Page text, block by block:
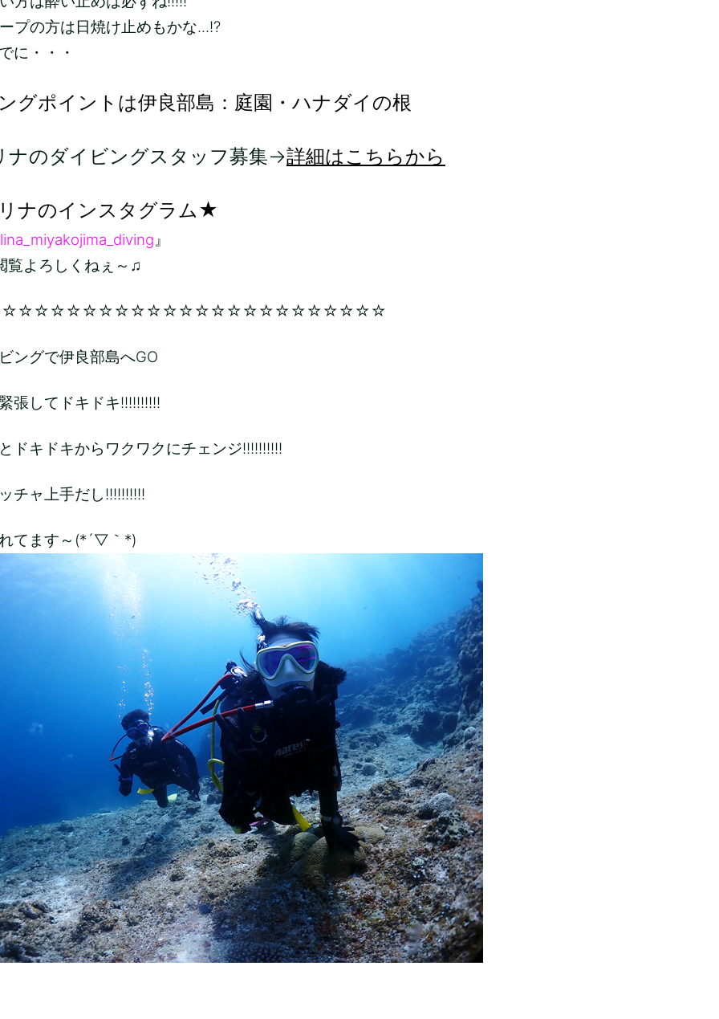
プの方は日焼け止めもかな...!?
に・・・
グポイントは伊良部島：庭園・ハナダイの根
ナのダイビングスタッフ募集→詳細はこちらから
ナのインスタグラム★
』
しくねぇ～♫
ングで伊良部島へGO
張してドキドキ!!!!!!!!!!
ドキドキからワクワクにチェンジ!!!!!!!!!!
チャ上手だし!!!!!!!!!!
てます～(*´▽｀*)